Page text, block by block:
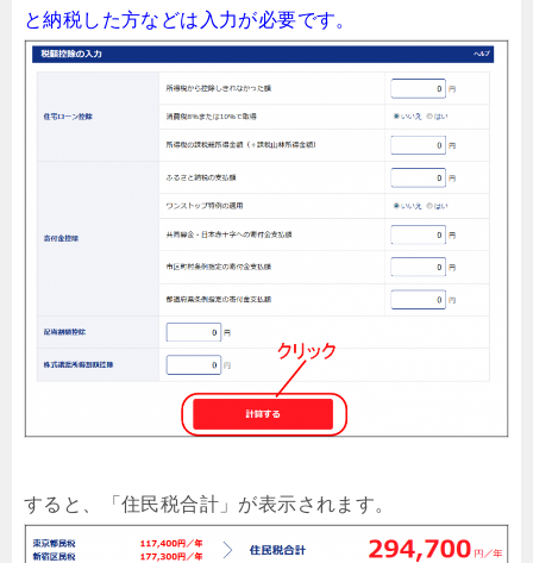
と納税した方などは入力が必要です。
すると、「住民税合計」が表示されます。